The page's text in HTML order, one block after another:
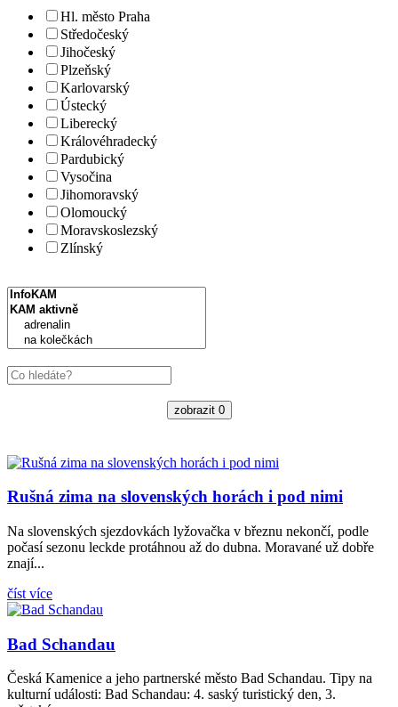
Hl. město Praha
Středočeský
Jihočeský
Plzeňský
Karlovarský
Ústecký
Liberecký
Královéhradecký
Pardubický
Vysočina
Jihomoravský
Olomoucký
Moravskoslezský
Zlínský
zobrazit 0
Rušná zima na slovenských horách i pod nimi
Na slovenských sjezdovkách lyžovačka v březnu nekončí, podle
počasí sezonu leckde protáhnou až do dubna. Moravané už dobře
znají...
číst více
Bad Schandau
Česká Kamenice a jeho partnerské město Bad Schandau. Tipy na
kulturní události: Bad Schandau: 4. saský turistický den, 3.